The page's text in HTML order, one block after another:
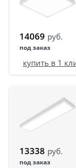
14069 руб.
под заказ
купить в 1
13338 руб.
под заказ